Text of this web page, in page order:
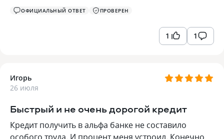
ОФИЦИАЛЬНЫЙ ОТВЕТ ПРОВЕРЕН
1 1
Игорь
26 июля
Быстрый и не очень дорогой кредит
Кредит получить в альфа банке не составило